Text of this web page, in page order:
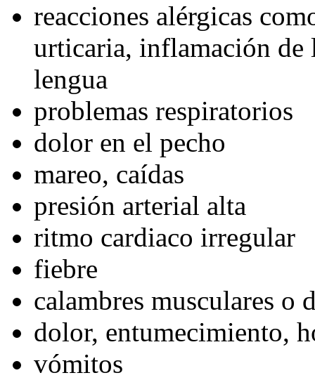
reacciones alérgicas
urticaria, inflamación de
lengua
problemas respiratorios
dolor en el pecho
mareo, caídas
presión arterial alta
ritmo cardiaco irregular
fiebre
calambres musculares o
dolor, entumecimiento,
vómitos